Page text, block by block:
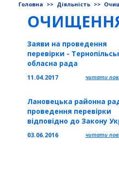
Головна >> Діяльність >>
Заяви на проведення
перевірки -
обласна рада
11.04.2017 читати
Лановецька районна
проведення перевірки
відповідно до Закону
"Про очищення влади"
03.06.2016 читати